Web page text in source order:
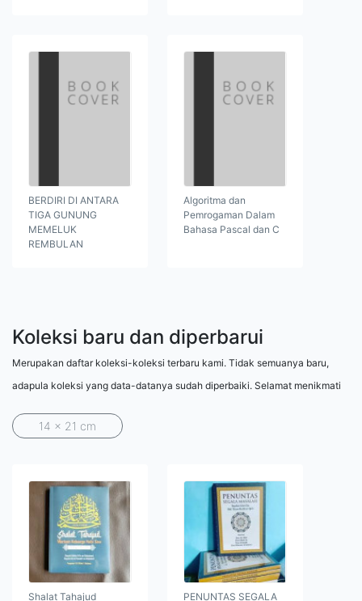
BERDIRI DI ANTARA
TIGA GUNUNG
MEMELUK
REMBULAN
Algoritma dan
Pemrogaman Dalam
Bahasa Pascal dan C
Koleksi baru dan diperbarui
Merupakan daftar koleksi-koleksi terbaru kami. Tidak semuanya baru,
adapula koleksi yang data-datanya sudah diperbaiki. Selamat menikmati
14 x 21 cm
Shalat Tahajud PENUNTAS SEGALA